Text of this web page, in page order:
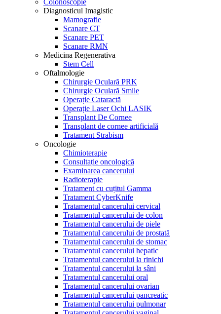
Diagnosticul Imagistic
Mamografie
Scanare CT
Scanare PET
Scanare RMN
Medicina Regenerativa
Stem Cell
Oftalmologie
Chirurgie Oculară PRK
Chirurgie Oculară Smile
Operație Cataractă
Operație Laser Ochi LASIK
Transplant De Cornee
Transplant de cornee artificială
Tratament Strabism
Oncologie
Chimioterapie
Consultație oncologică
Examinarea cancerului
Radioterapie
Tratament cu cuțitul Gamma
Tratament CyberKnife
Tratamentul cancerului cervical
Tratamentul cancerului de colon
Tratamentul cancerului de piele
Tratamentul cancerului de prostată
Tratamentul cancerului de stomac
Tratamentul cancerului hepatic
Tratamentul cancerului la rinichi
Tratamentul cancerului la sâni
Tratamentul cancerului oral
Tratamentul cancerului ovarian
Tratamentul cancerului pancreatic
Tratamentul cancerului pulmonar